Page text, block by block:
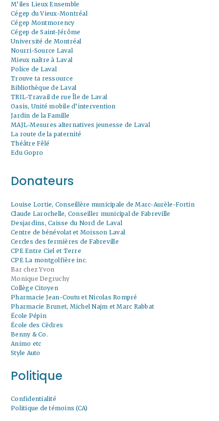
M’iles Lieux Ensemble
Cégep du Vieux-Montréal
Cégep Montmorency
Cégep de Saint-Jérôme
Université de Montréal
Nourri-Source Laval
Mieux naître à Laval
Police de Laval
Trouve ta ressource
Bibliothèque de Laval
TRIL-Travail de rue Île de Laval
Oasis, Unité mobile d’intervention
Jardin de la Famille
MAJL-Mesures alternatives jeunesse de Laval
La route de la paternité
Théâtre Fêlé
Edu Gopro
Donateurs
Louise Lortie, Conseillère municipale de Marc-Aurèle-Fortin
Claude Larochelle, Conseiller municipal de Fabreville
Desjardins, Caisse du Nord de Laval
Centre de bénévolat et Moisson Laval
Cercles des fermières de Fabreville
CPE Entre Ciel et Terre
CPE La montgolfière inc.
Bar chez Yvon
Monique Degruchy
Collège Citoyen
Pharmacie Jean-Coutu et Nicolas Rompré
Pharmacie Brunet, Michel Najm et Marc Rabbat
École Pépin
École des Cèdres
Benny & Co.
Animo etc
Style Auto
Politique
Confidentialité
Politique de témoins (CA)